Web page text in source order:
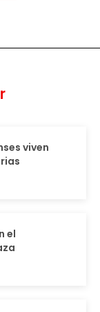
viven
el